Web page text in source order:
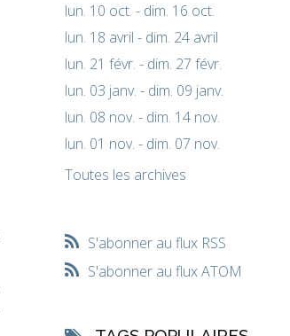
lun. 10 oct. - dim. 16 oct.
lun. 18 avril - dim. 24 avril
lun. 21 févr. - dim. 27 févr.
lun. 03 janv. - dim. 09 janv.
lun. 08 nov. - dim. 14 nov.
lun. 01 nov. - dim. 07 nov.
Toutes les archives
S'abonner au flux RSS
S'abonner au flux ATOM